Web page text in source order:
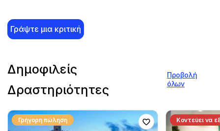
Γράψτε μια κριτική
Δημοφιλείς
Δραστηριότητες
Προβολή
όλων
Γρήγορη πώληση Κοντεύει να